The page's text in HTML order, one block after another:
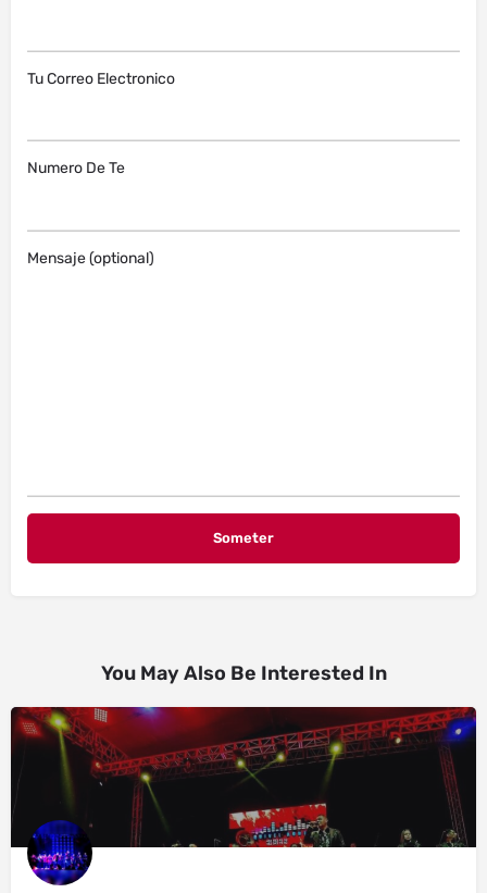
Tu Correo Electronico
Numero De Te
Mensaje (optional)
You May Also Be Interested In